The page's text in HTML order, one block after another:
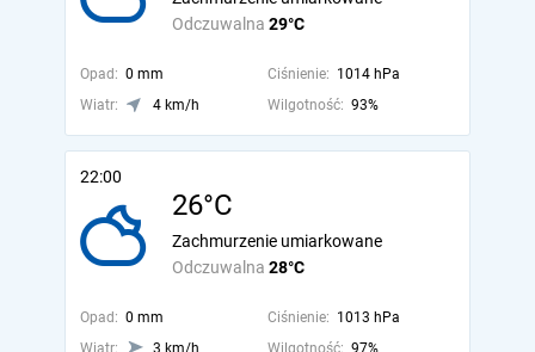
Odczuwalna 29°C
Opad: 0 mm Ciśnienie: 1014 hPa
Wiatr:
4 km/h Wilgotność: 93%
22:00
26°C
Odczuwalna 28°C
Zachmurzenie umiarkowane
Opad: 0 mm Ciśnienie: 1013 hPa
Wiatr:
3 km/h Wilgotność: 97%